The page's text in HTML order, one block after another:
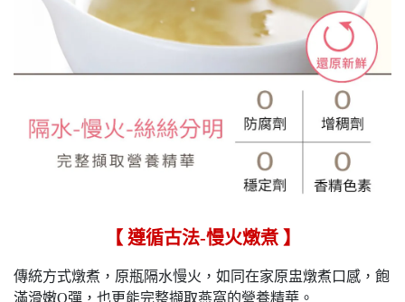
【 遵循古法-慢火燉煮 】
傳統方式燉煮，原瓶隔水慢火，如同在家原盅燉煮口感，飽
滿滑嫩Q彈，也更能完整擷取燕窩的營養精華。